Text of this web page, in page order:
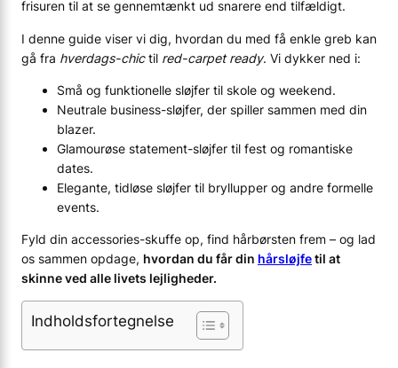
frisuren til at se gennemtænkt ud snarere end tilfældigt.
I denne guide viser vi dig, hvordan du med få enkle greb kan
gå fra hverdags-chictil red-carpet ready. Vi dykker ned i:
Små og funktionelle sløjfer til skole og weekend.
Neutrale business-sløjfer, der spiller sammen med din
blazer.
Glamourøse statement-sløjfer til fest og romantiske
dates.
Elegante, tidløse sløjfer til bryllupper og andre formelle
events.
Fyld din accessories-skuffe op, find hårbørsten frem – og lad
os sammen opdage, hvordan du får din hårsløjfetil at
skinne ved alle livets lejligheder.
Indholdsfortegnelse